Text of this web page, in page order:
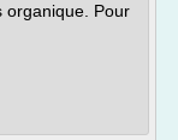
organique. Pour